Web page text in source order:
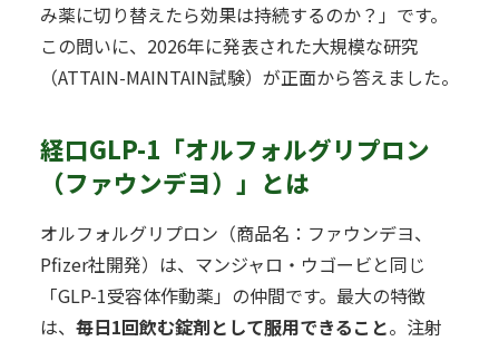
み薬に切り替えたら効果は持続するのか？」です。
この問いに、2026年に発表された大規模な研究
（ATTAIN-MAINTAIN試験）が正面から答えました。
経口GLP-1「オルフォルグリプロン
（ファウンデヨ）」とは
オルフォルグリプロン（商品名：ファウンデヨ、
Pfizer社開発）は、マンジャロ・ウゴービと同じ
「GLP-1受容体作動薬」の仲間です。最大の特徴
は、 毎日1回飲む錠剤として服用できること。注射